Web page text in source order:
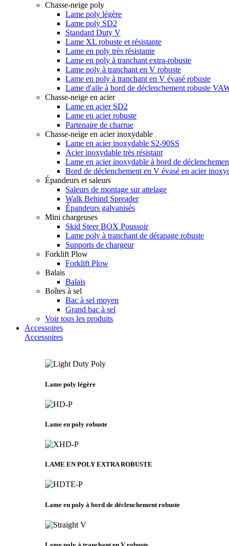
Chasse-neige poly
Lame poly légère
Lame poly SD2
Standard Duty V
Lame XL robuste et résistante
Lame en poly très résistante
Lame en poly à tranchant extra-robuste
Lame poly à tranchant en V robuste
Lame en poly à tranchant en V évasé robuste
Lame d'aile à bord de déclenchement robuste
Chasse-neige en acier
Lame en acier SD2
Lame en acier robuste
Partenaire de charrue
Chasse-neige en acier inoxydable
Lame en acier inoxydable S2-90SS
Acier inoxydable très résistant
Lame en acier inoxydable à bord de
Bord de déclenchement en V évasé en acier
Épandeurs et saleurs
Saleurs de montage sur attelage
Walk Behind Spreader
Épandeurs galvanisés
Mini chargeuses
Skid Steer BOX Poussoir
Lame poly à tranchant de dérapage robuste
Supports de chargeur
Forklift Plow
Forklift Plow
Balais
Balais
Boîtes à sel
Bac à sel moyen
Grand bac à sel
Voir tous les produits
Accessoires
Accessoires
Lame poly légère
Lame en poly robuste
LAME EN POLY EXTRA ROBUSTE
Lame en poly à bord de déclenchement robuste